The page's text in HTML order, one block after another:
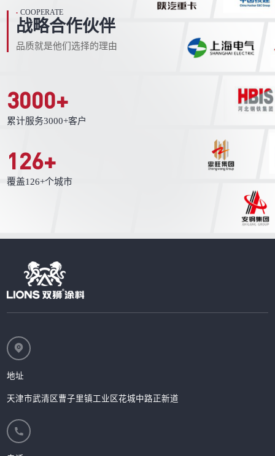
• COOPERATE
战略合作伙伴
品质就是他们选择的理由
3000+
累计服务3000+客户
126+
覆盖126+个城市
地址
天津市武清区曹子里镇工业区花城中路正新道